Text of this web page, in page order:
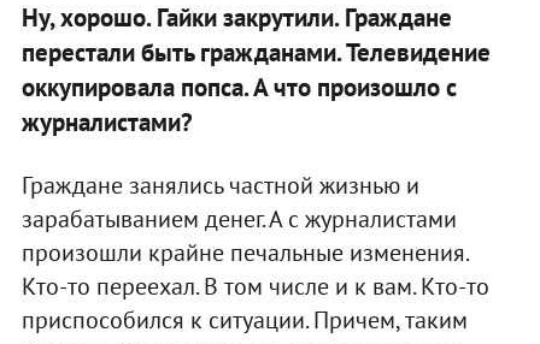
Ну, хорошо. Гайки закрутили. Граждане
перестали быть гражданами. Телевидение
оккупировала попса. А что произошло с
журналистами?
Граждане занялись частной жизнью и
зарабатыванием денег. А с журналистами
произошли крайне печальные изменения.
Кто-то переехал. В том числе и к вам. Кто-то
приспособился к ситуации. Причем, таким